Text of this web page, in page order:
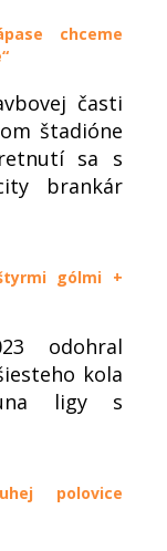
chceme
časti
štadióne
sa s
brankár
gólmi +
odohral
kola
ligy s
polovice